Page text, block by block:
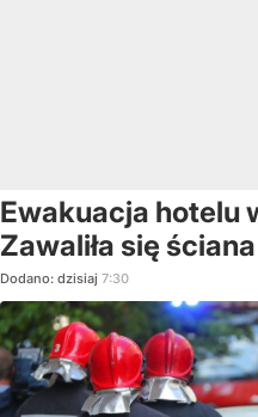
Ewakuacja hotelu
Zawaliła się ściana
Dodano: dzisiaj 7:30